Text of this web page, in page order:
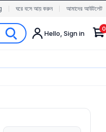
ঘরে বসে আয় করুন আমাদের আউটলেট
Hello, Sign in
0